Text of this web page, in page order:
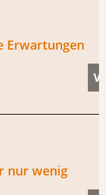
Erwartungen
nur wenig